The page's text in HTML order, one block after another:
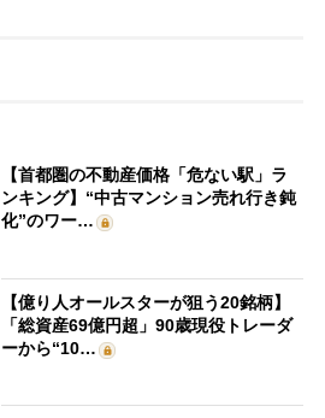
【首都圏の不動産価格「危ない駅」ラ
ンキング】“中古マンション売れ行き鈍
化”のワー…
【億り人オールスターが狙う20銘柄】
「総資産69億円超」90歳現役トレーダ
ーから“10…